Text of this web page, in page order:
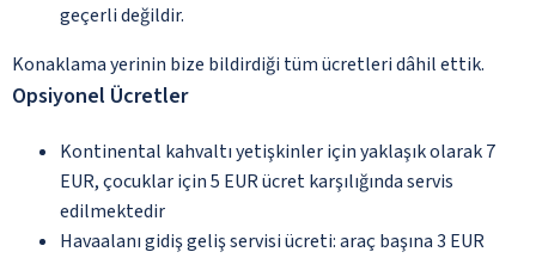
geçerli değildir.
Konaklama yerinin bize bildirdiği tüm ücretleri dâhil ettik.
Opsiyonel Ücretler
Kontinental kahvaltı yetişkinler için yaklaşık olarak 7
EUR, çocuklar için 5 EUR ücret karşılığında servis
edilmektedir
Havaalanı gidiş geliş servisi ücreti: araç başına 3 EUR